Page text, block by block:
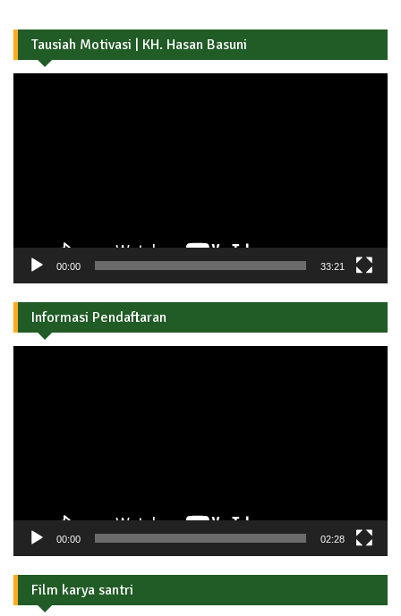
Tausiah Motivasi | KH. Hasan Basuni
00:00 33:21
Informasi Pendaftaran
00:00 02:28
Film karya santri